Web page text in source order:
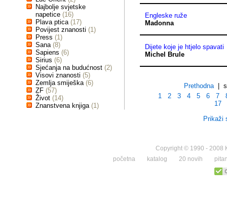
Najbolje svjetske
napetice (16)
Plava ptica (17)
Povijest znanosti (1)
Press (1)
Sana (8)
Sapiens (6)
Sirius (6)
Sjećanja na budućnost (2)
Visovi znanosti (5)
Zemlja smiješka (6)
ZF (57)
Život (14)
Znanstvena knjiga (1)
Engleske ruže
Madonna
Dijete koje je htjelo spavati
Michel Brule
Prethodna|
1
2 3 4 5 6 7
17
Prikaži
Copyright © 1990 - 2008
početna
katalog 20 novih